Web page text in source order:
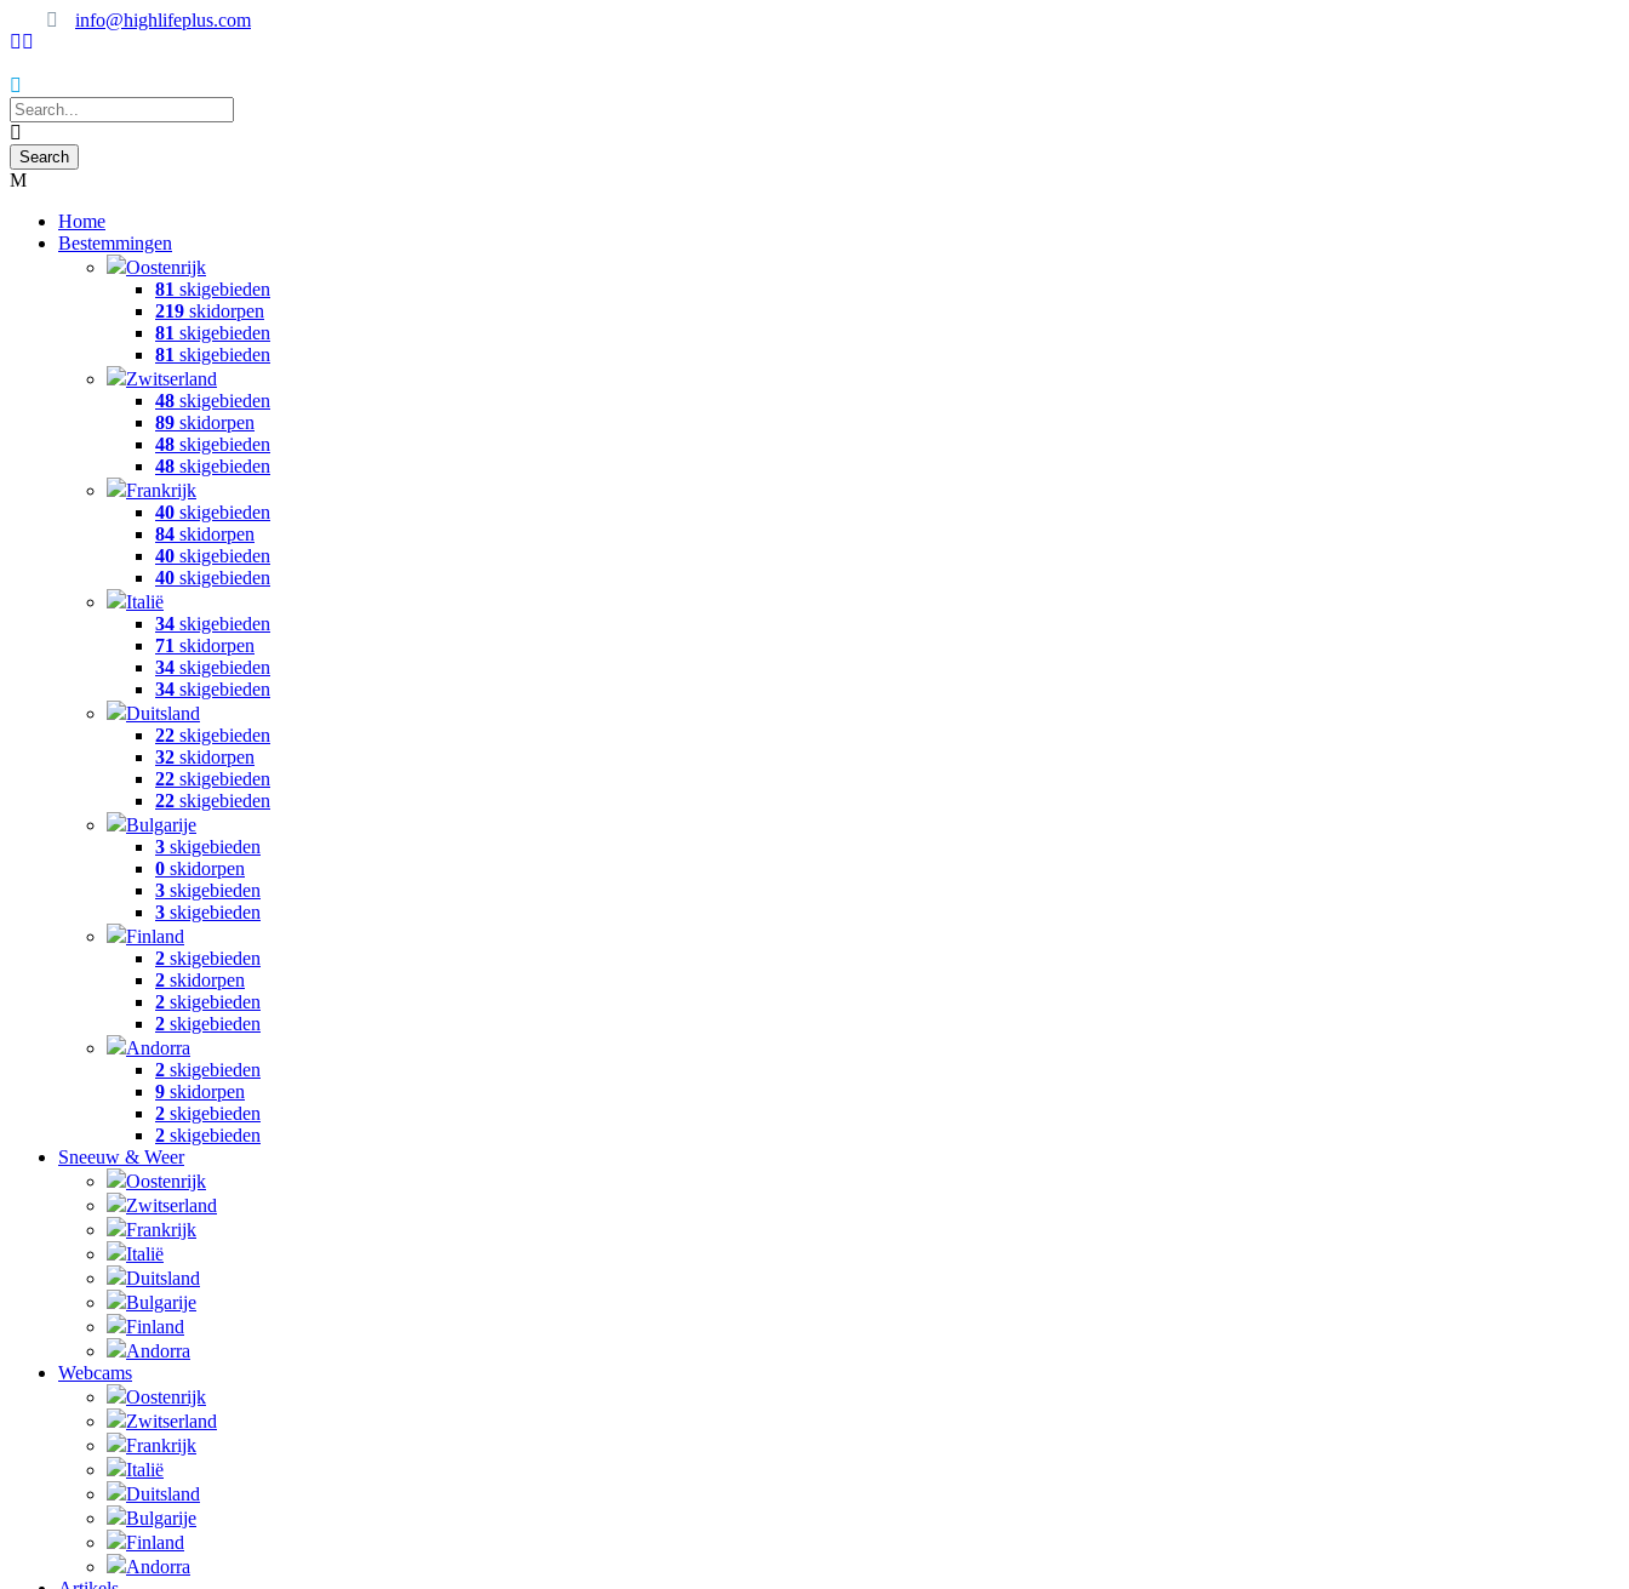
info@highlifeplus.com
Home
Bestemmingen
Oostenrijk
81 skigebieden
219 skidorpen
81 skigebieden
81 skigebieden
Zwitserland
48 skigebieden
89 skidorpen
48 skigebieden
48 skigebieden
Frankrijk
40 skigebieden
84 skidorpen
40 skigebieden
40 skigebieden
Italië
34 skigebieden
71 skidorpen
34 skigebieden
34 skigebieden
Duitsland
22 skigebieden
32 skidorpen
22 skigebieden
22 skigebieden
Bulgarije
3 skigebieden
0 skidorpen
3 skigebieden
3 skigebieden
Finland
2 skigebieden
2 skidorpen
2 skigebieden
2 skigebieden
Andorra
2 skigebieden
9 skidorpen
2 skigebieden
2 skigebieden
Sneeuw & Weer
Oostenrijk
Zwitserland
Frankrijk
Italië
Duitsland
Bulgarije
Finland
Andorra
Webcams
Oostenrijk
Zwitserland
Frankrijk
Italië
Duitsland
Bulgarije
Finland
Andorra